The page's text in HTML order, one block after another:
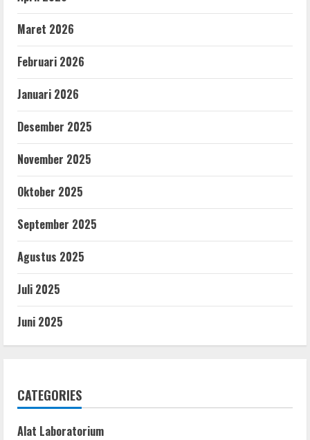
Maret 2026
Februari 2026
Januari 2026
Desember 2025
November 2025
Oktober 2025
September 2025
Agustus 2025
Juli 2025
Juni 2025
CATEGORIES
Alat Laboratorium